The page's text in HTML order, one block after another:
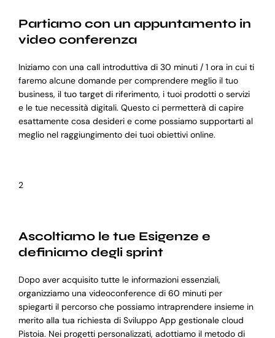
Partiamo con un appuntamento in
video conferenza
Iniziamo con una call introduttiva di 30 minuti / 1 ora in cui ti
faremo alcune domande per comprendere meglio il tuo
business, il tuo target di riferimento, i tuoi prodotti o servizi
e le tue necessità digitali. Questo ci permetterà di capire
esattamente cosa desideri e come possiamo supportarti al
meglio nel raggiungimento dei tuoi obiettivi online.
2
Ascoltiamo le tue Esigenze e
definiamo degli sprint
Dopo aver acquisito tutte le informazioni essenziali,
organizziamo una videoconference di 60 minuti per
spiegarti il percorso che possiamo intraprendere insieme in
merito alla tua richiesta di Sviluppo App gestionale cloud
Pistoia. Nei progetti personalizzati, adottiamo il metodo di